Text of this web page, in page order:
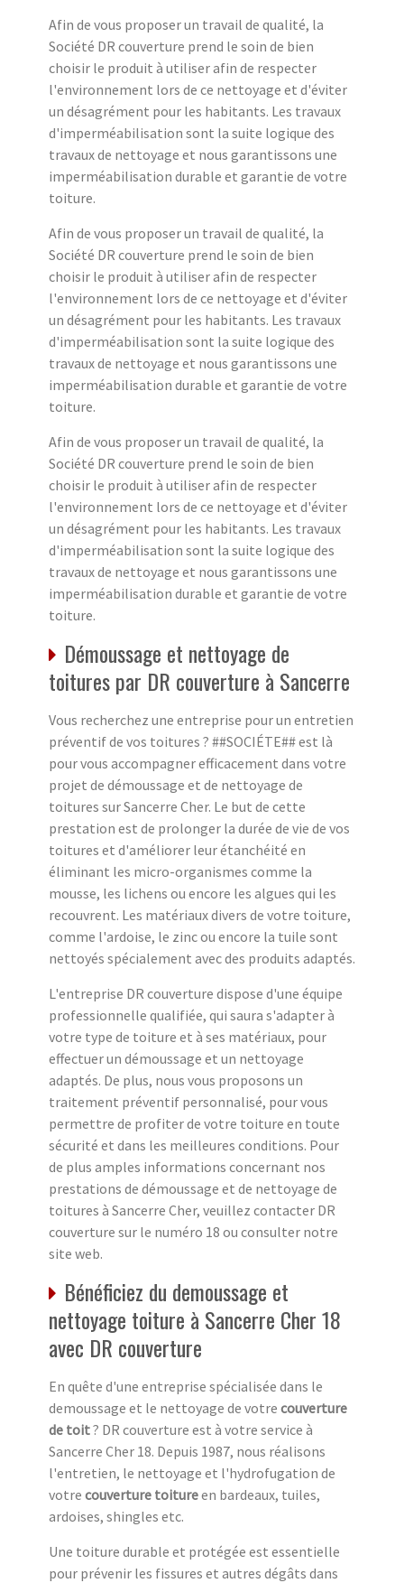
Afin de vous proposer un travail de qualité, la
Société DR couverture prend le soin de bien
choisir le produit à utiliser afin de respecter
l'environnement lors de ce nettoyage et d'éviter
un désagrément pour les habitants. Les travaux
d'imperméabilisation sont la suite logique des
travaux de nettoyage et nous garantissons une
imperméabilisation durable et garantie de votre
toiture.
Afin de vous proposer un travail de qualité, la
Société DR couverture prend le soin de bien
choisir le produit à utiliser afin de respecter
l'environnement lors de ce nettoyage et d'éviter
un désagrément pour les habitants. Les travaux
d'imperméabilisation sont la suite logique des
travaux de nettoyage et nous garantissons une
imperméabilisation durable et garantie de votre
toiture.
Afin de vous proposer un travail de qualité, la
Société DR couverture prend le soin de bien
choisir le produit à utiliser afin de respecter
l'environnement lors de ce nettoyage et d'éviter
un désagrément pour les habitants. Les travaux
d'imperméabilisation sont la suite logique des
travaux de nettoyage et nous garantissons une
imperméabilisation durable et garantie de votre
toiture.
Démoussage et nettoyage de
toitures par DR couverture à Sancerre
Vous recherchez une entreprise pour un entretien
préventif de vos toitures ? ##SOCIÉTE## est là
pour vous accompagner efficacement dans votre
projet de démoussage et de nettoyage de
toitures sur Sancerre Cher. Le but de cette
prestation est de prolonger la durée de vie de vos
toitures et d'améliorer leur étanchéité en
éliminant les micro-organismes comme la
mousse, les lichens ou encore les algues qui les
recouvrent. Les matériaux divers de votre toiture,
comme l'ardoise, le zinc ou encore la tuile sont
nettoyés spécialement avec des produits adaptés.
L'entreprise DR couverture dispose d'une équipe
professionnelle qualifiée, qui saura s'adapter à
votre type de toiture et à ses matériaux, pour
effectuer un démoussage et un nettoyage
adaptés. De plus, nous vous proposons un
traitement préventif personnalisé, pour vous
permettre de profiter de votre toiture en toute
sécurité et dans les meilleures conditions. Pour
de plus amples informations concernant nos
prestations de démoussage et de nettoyage de
toitures à Sancerre Cher, veuillez contacter DR
couverture sur le numéro 18 ou consulter notre
site web.
Bénéficiez du demoussage et
nettoyage toiture à Sancerre Cher 18
avec DR couverture
En quête d'une entreprise spécialisée dans le
demoussage et le nettoyage de votre couverture
de toit? DR couverture est à votre service à
Sancerre Cher 18. Depuis 1987, nous réalisons
l'entretien, le nettoyage et l'hydrofugation de
votre couverture toitureen bardeaux, tuiles,
ardoises, shingles etc.
Une toiture durable et protégée est essentielle
pour prévenir les fissures et autres dégâts dans